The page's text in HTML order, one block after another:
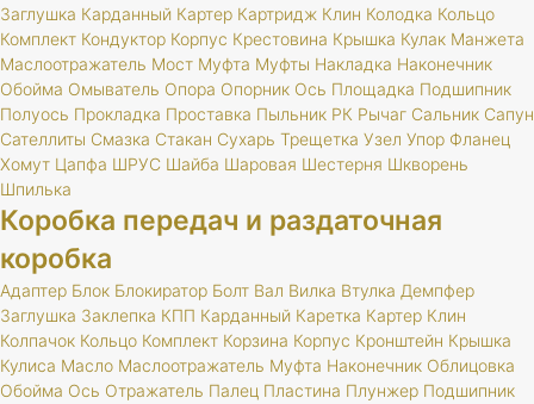
Заглушка Карданный Картер Картридж Клин Колодка Кольцо
Комплект Кондуктор Корпус Крестовина Крышка Кулак Манжета
Маслоотражатель Мост Муфта Муфты Накладка Наконечник
Обойма Омыватель Опора Опорник Ось Площадка Подшипник
Полуось Прокладка Проставка Пыльник РК Рычаг Сальник Сапун
Сателлиты Смазка Стакан Сухарь Трещетка Узел Упор Фланец
Хомут Цапфа ШРУС Шайба Шаровая Шестерня Шкворень
Шпилька
Коробка передач и раздаточная
коробка
Адаптер Блок Блокиратор Болт Вал Вилка Втулка Демпфер
Заглушка Заклепка КПП Карданный Каретка Картер Клин
Колпачок Кольцо Комплект Корзина Корпус Кронштейн Крышка
Кулиса Масло Маслоотражатель Муфта Наконечник Облицовка
Обойма Ось Отражатель Палец Пластина Плунжер Подшипник